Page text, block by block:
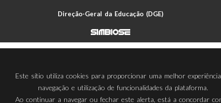
Direção-Geral da Educação (DGE)
Este sítio utiliza cookies para proporcionar uma melhor
navegação e utilização de funcionalidades da plataforma.
Ao continuar a navegar ou fechar este alerta, está a concordar